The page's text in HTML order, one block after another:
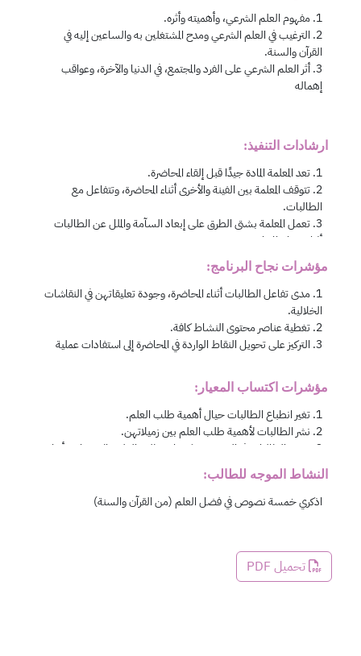
ارشادات التنفيذ:
مؤشرات نجاح البرنامج:
مؤشرات اكتساب المعيار:
النشاط الموجه للطالب:
تحميل PDF